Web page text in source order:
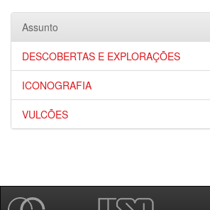
Assunto
DESCOBERTAS E EXPLORAÇÕES
ICONOGRAFIA
VULCÕES